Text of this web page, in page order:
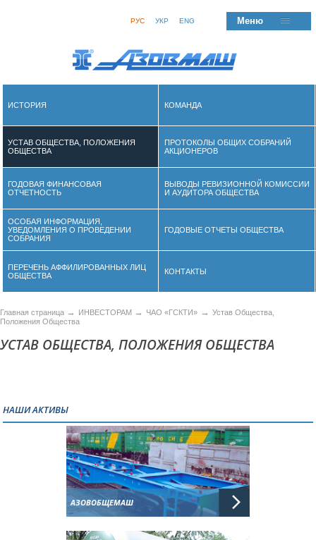
РУС УКР ENG Меню
ИСТОРИЯ КОМАНДА
УСТАВ ОБЩЕСТВА, ПОЛОЖЕНИЯ
ОБЩЕСТВА
ПРОТОКОЛЫ ОБЩИХ СОБРАНИЙ
АКЦИОНЕРОВ
ГОДОВАЯ ФИНАНСОВАЯ
ОТЧЕТНОСТЬ
ВЫВОДЫ РЕВИЗИОННОЙ КОМИССИИ
И АУДИТОРА ОБЩЕСТВА
ОСОБАЯ ИНФОРМАЦИЯ,
УВЕДОМЛЕНИЯ О ПРОВЕДЕНИИ
СОБРАНИЯ
ГОДОВЫЕ ОТЧЕТЫ ОБЩЕСТВА
ПЕРЕЧЕНЬ АФФИЛИРОВАННЫХ ЛИЦ
ОБЩЕСТВА
КОНТАКТЫ
Главная страница → ИНВЕСТОРАМ → ЧАО «ГСКТИ» → Устав Общества,
Положения Общества
УСТАВ ОБЩЕСТВА, ПОЛОЖЕНИЯ ОБЩЕСТВА
НАШИ АКТИВЫ
АЗОВОБЩЕМАШ